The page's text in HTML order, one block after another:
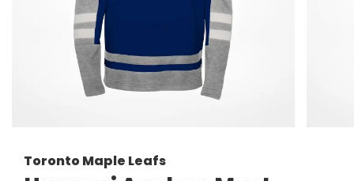
Toronto Maple Leafs